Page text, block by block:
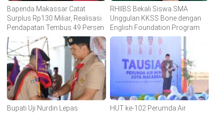
Bapenda Makassar Catat
Surplus Rp130 Miliar, Realisasi
Pendapatan Tembus 49 Persen
RHIIBS Bekali Siswa SMA
Unggulan KKSS Bone dengan
English Foundation Program
Bupati Uji Nurdin Lepas
HUT ke-102 Perumda Air